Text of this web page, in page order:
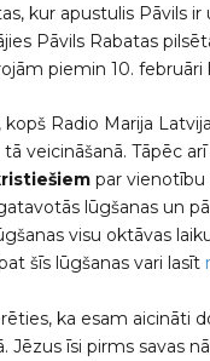
kur apustulis Pāvils
Pāvils Rabatas
piemin 10. februāri
kopš Radio Marija
veicināšanā. Tāpēc
par vienotību
lūgšanas un
visu oktāvas
šīs lūgšanas vari lasīt
ka esam aicināti
Jēzus īsi pirms savas